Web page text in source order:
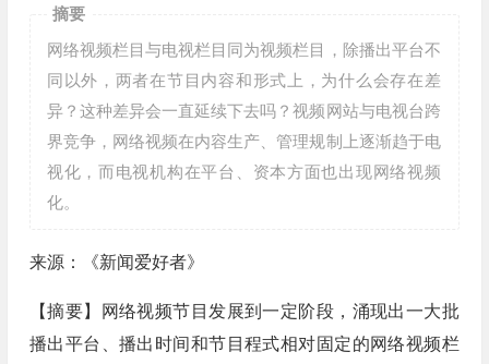
摘要
网络视频栏目与电视栏目同为视频栏目，除播出平台不
同以外，两者在节目内容和形式上，为什么会存在差
异？这种差异会一直延续下去吗？视频网站与电视台跨
界竞争，网络视频在内容生产、管理规制上逐渐趋于电
视化，而电视机构在平台、资本方面也出现网络视频
化。
来源：《新闻爱好者》
【摘要】网络视频节目发展到一定阶段，涌现出一大批
播出平台、播出时间和节目程式相对固定的网络视频栏